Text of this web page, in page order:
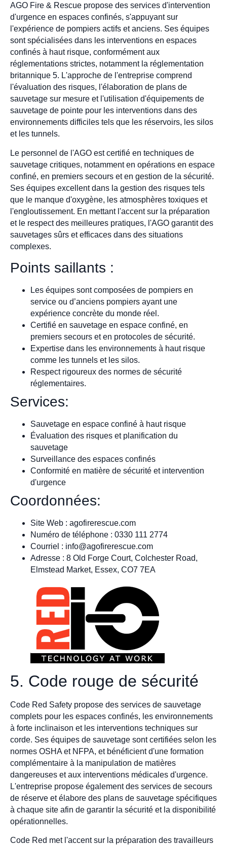
AGO Fire & Rescue propose des services d'intervention
d'urgence en espaces confinés, s'appuyant sur
l'expérience de pompiers actifs et anciens. Ses équipes
sont spécialisées dans les interventions en espaces
confinés à haut risque, conformément aux
réglementations strictes, notamment la réglementation
britannique 5. L'approche de l'entreprise comprend
l'évaluation des risques, l'élaboration de plans de
sauvetage sur mesure et l'utilisation d'équipements de
sauvetage de pointe pour les interventions dans des
environnements difficiles tels que les réservoirs, les silos
et les tunnels.
Le personnel de l'AGO est certifié en techniques de
sauvetage critiques, notamment en opérations en espace
confiné, en premiers secours et en gestion de la sécurité.
Ses équipes excellent dans la gestion des risques tels
que le manque d'oxygène, les atmosphères toxiques et
l'engloutissement. En mettant l'accent sur la préparation
et le respect des meilleures pratiques, l'AGO garantit des
sauvetages sûrs et efficaces dans des situations
complexes.
Points saillants :
Les équipes sont composées de pompiers en
service ou d’anciens pompiers ayant une
expérience concrète du monde réel.
Certifié en sauvetage en espace confiné, en
premiers secours et en protocoles de sécurité.
Expertise dans les environnements à haut risque
comme les tunnels et les silos.
Respect rigoureux des normes de sécurité
réglementaires.
Services:
Sauvetage en espace confiné à haut risque
Évaluation des risques et planification du
sauvetage
Surveillance des espaces confinés
Conformité en matière de sécurité et intervention
d'urgence
Coordonnées:
Site Web : agofirerescue.com
Numéro de téléphone : 0330 111 2774
Courriel : info@agofirerescue.com
Adresse : 8 Old Forge Court, Colchester Road,
Elmstead Market, Essex, CO7 7EA
5. Code rouge de sécurité
Code Red Safety propose des services de sauvetage
complets pour les espaces confinés, les environnements
à forte inclinaison et les interventions techniques sur
corde. Ses équipes de sauvetage sont certifiées selon les
normes OSHA et NFPA, et bénéficient d'une formation
complémentaire à la manipulation de matières
dangereuses et aux interventions médicales d'urgence.
L'entreprise propose également des services de secours
de réserve et élabore des plans de sauvetage spécifiques
à chaque site afin de garantir la sécurité et la disponibilité
opérationnelles.
Code Red met l'accent sur la préparation des travailleurs